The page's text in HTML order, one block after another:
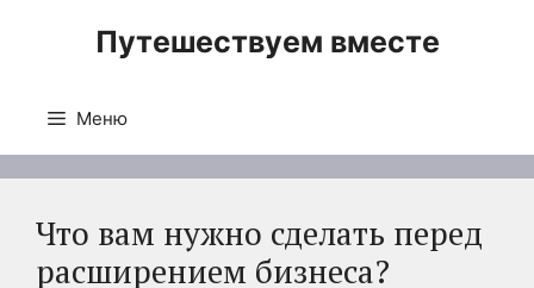
Путешествуем вместе
Меню
Что вам нужно сделать перед
расширением бизнеса?